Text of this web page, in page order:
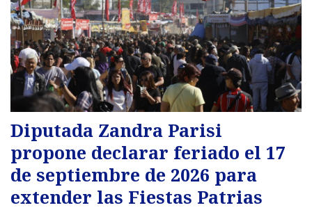
Diputada Zandra Parisi
propone declarar feriado el 17
de septiembre de 2026 para
extender las Fiestas Patrias